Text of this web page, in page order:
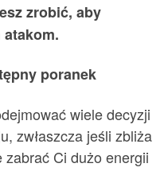
zrobić, aby
poranek
wiele decyzji
zwłaszcza jeśli zbliża
Ci dużo energii